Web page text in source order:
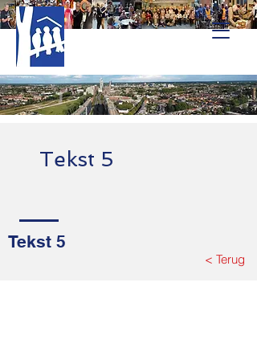
Tekst 5
Tekst 5
< Terug